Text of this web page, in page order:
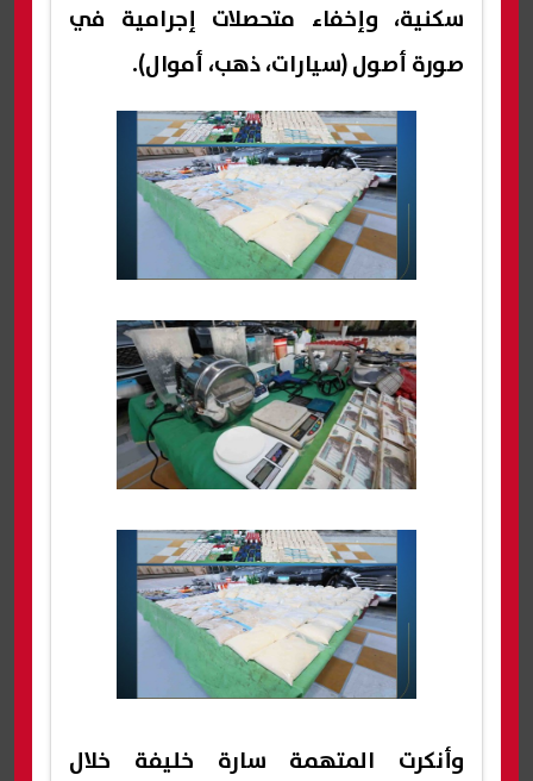
سكنية، وإخفاء متحصلات إجرامية في
صورة أصول (سيارات، ذهب، أموال).
وأنكرت المتهمة سارة خليفة خلال